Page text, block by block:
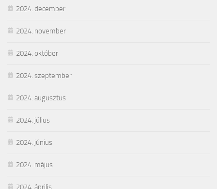
2024. december
2024. november
2024. október
2024. szeptember
2024. augusztus
2024. július
2024. június
2024. május
2024. április